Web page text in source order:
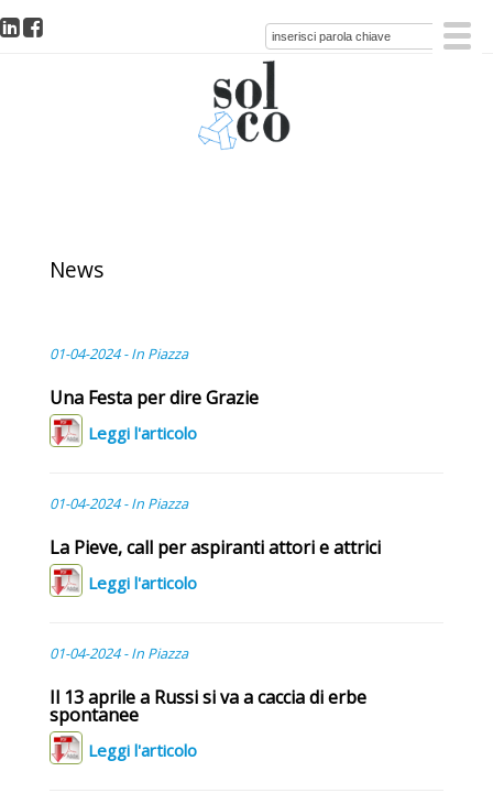
News
01-04-2024 - In Piazza
Una Festa per dire Grazie
Leggi l'articolo
01-04-2024 - In Piazza
La Pieve, call per aspiranti attori e attrici
Leggi l'articolo
01-04-2024 - In Piazza
Il 13 aprile a Russi si va a caccia di erbe
spontanee
Leggi l'articolo